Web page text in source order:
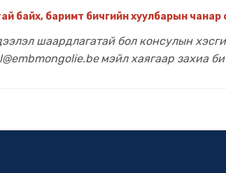
байх, баримт бичгийн хуулбарын
шаардлагатай бол консулын
мэйл хаягаар захиа